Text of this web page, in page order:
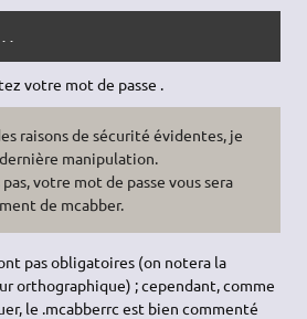
votre mot de passe .
raisons de sécurité évidentes, je
manipulation.
votre mot de passe vous sera
de mcabber.
pas obligatoires (on notera la
orthographique) ; cependant, comme
le .mcabberrc est bien commenté